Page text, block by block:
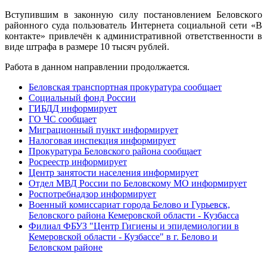
Вступившим в законную силу постановлением Беловского
районного суда пользователь Интернета социальной сети «В
контакте» привлечён к административной ответственности в
виде штрафа в размере 10 тысяч рублей.
Работа в данном направлении продолжается.
Беловская транспортная прокуратура сообщает
Социальный фонд России
ГИБДД информирует
ГО ЧС сообщает
Миграционный пункт информирует
Налоговая инспекция информирует
Прокуратура Беловского района сообщает
Росреестр информирует
Центр занятости населения информирует
Отдел МВД России по Беловскому МО информирует
Роспотребнадзор информирует
Военный комиссариат города Белово и Гурьевск,
Беловского района Кемеровской области - Кузбасса
Филиал ФБУЗ "Центр Гигиены и эпидемиологии в
Кемеровской области - Кузбассе" в г. Белово и
Беловском районе